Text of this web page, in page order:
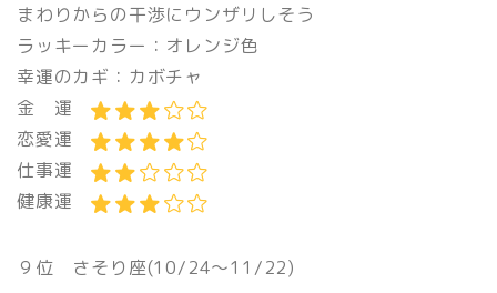
まわりからの干渉にウンザリしそう
ラッキーカラー：オレンジ色
幸運のカギ：カボチャ
金 運
恋愛運
仕事運
健康運
９位 さそり座(10/24〜11/22)